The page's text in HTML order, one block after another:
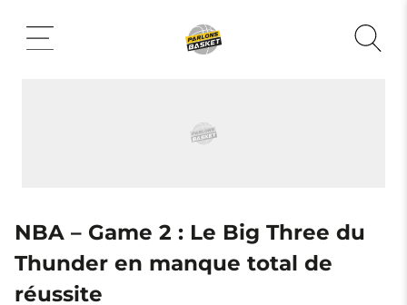
contenu
NBA – Game 2 : Le Big Three du
Thunder en manque total de
réussite